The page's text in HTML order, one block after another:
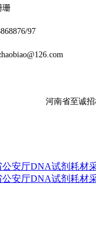
珊
97
河南省至诚
公安厅DNA试剂耗材
公安厅DNA试剂耗材